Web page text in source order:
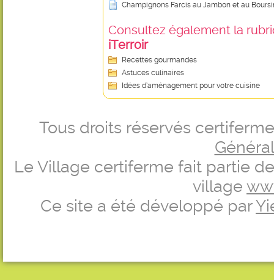
Champignons Farcis au Jambon et au
Consultez également la
iTerroir
Recettes gourmandes
Astuces culinaires
Idées d’aménagement pour votre cuisine
Tous droits réservés
Le Village certiferme fait partie
village
Ce site a été développé par